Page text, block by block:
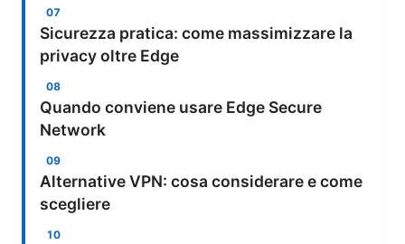
Sicurezza pratica: come massimizzare la
privacy oltre Edge
Quando conviene usare Edge Secure
Network
Alternative VPN: cosa considerare e come
scegliere